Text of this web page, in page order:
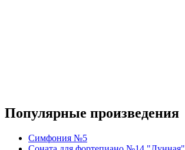
Популярные произведения
Симфония №5